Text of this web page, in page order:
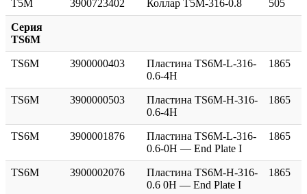
T5M 3900723402 Коллар T5M-316-0.8 505
Серия
TS6M
TS6M 3900000403
Пластина TS6M-L-316-
0.6-4H
1865
TS6M 3900000503
Пластина TS6M-H-316-
0.6-4H
1865
TS6M 3900001876
Пластина TS6M-L-316-
0.6-0H — End Plate I
1865
TS6M 3900002076
Пластина TS6M-H-316-
0.6 0H — End Plate I
1865